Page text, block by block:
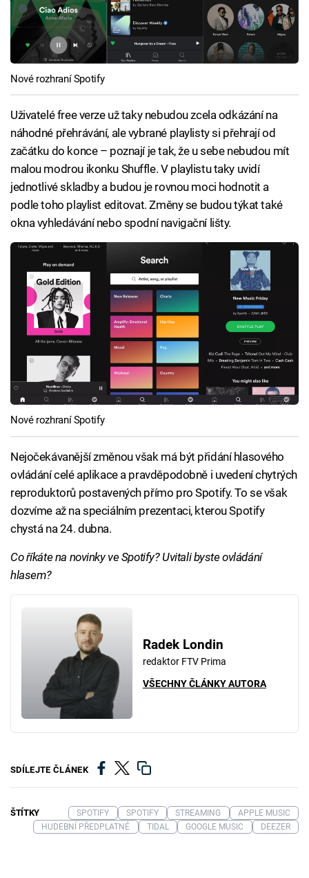
Nové rozhraní Spotify
Uživatelé free verze už taky nebudou zcela odkázání na
náhodné přehrávání, ale vybrané playlisty si přehrají od
začátku do konce – poznají je tak, že u sebe nebudou mít
malou modrou ikonku Shuffle. V playlistu taky uvidí
jednotlivé skladby a budou je rovnou moci hodnotit a
podle toho playlist editovat. Změny se budou týkat také
okna vyhledávání nebo spodní navigační lišty.
Nové rozhraní Spotify
Nejočekávanější změnou však má být přidání hlasového
ovládání celé aplikace a pravděpodobně i uvedení chytrých
reproduktorů postavených přímo pro Spotify. To se však
dozvíme až na speciálním prezentaci, kterou Spotify
chystá na 24. dubna.
Co říkáte na novinky ve Spotify? Uvitali byste ovládání
hlasem?
Radek Londin
redaktor FTV Prima
VŠECHNY ČLÁNKY AUTORA
SDÍLEJTE ČLÁNEK
ŠTÍTKY SPOTIFY SPOTIFY STREAMING
APPLE MUSIC
HUDEBNÍ PŘEDPLATNÉ
TIDAL GOOGLE MUSIC DEEZER